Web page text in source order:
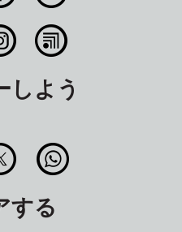
しよう
する